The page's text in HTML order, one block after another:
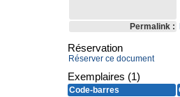
Permalink :
Réservation
Réserver ce document
Exemplaires (1)
Code-barres